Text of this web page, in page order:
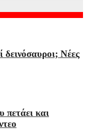
δεινόσαυροι; Νέες
και